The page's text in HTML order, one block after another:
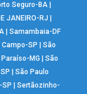
Seguro-BA
JANEIRO-RJ
| Samambaia-DF
Campo-SP |São
MG |São
|São Paulo
SP |Sertãozinho-